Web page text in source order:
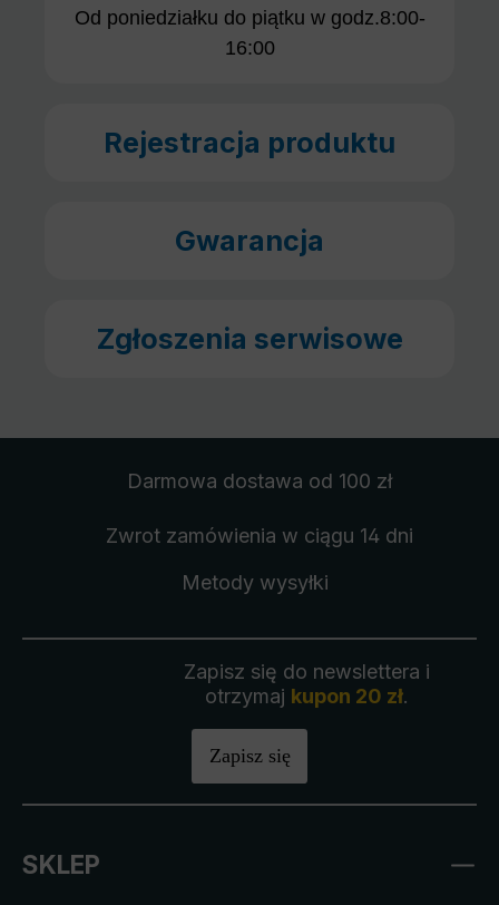
Od poniedziałku do piątku w godz.8:00-
16:00
Rejestracja produktu
Gwarancja
Zgłoszenia serwisowe
Darmowa dostawa od 100 zł
Zwrot zamówienia w ciągu 14 dni
Metody wysyłki
Zapisz się do newslettera i
otrzymaj kupon 20 zł.
Zapisz się
SKLEP